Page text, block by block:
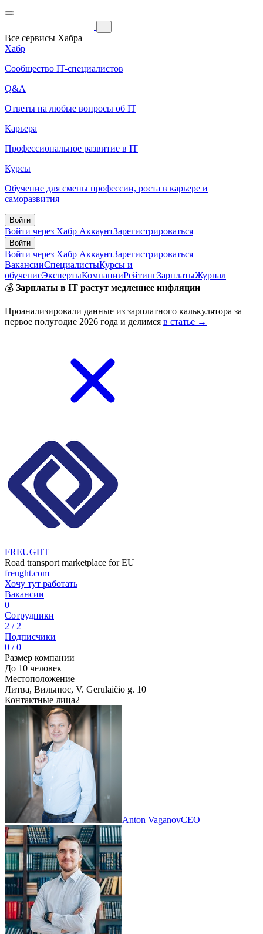
Все сервисы Хабра
Хабр
Сообщество IT-специалистов
Q&A
Ответы на любые вопросы об IT
Карьера
Профессиональное развитие в IT
Курсы
Обучение для смены профессии, роста в карьере и
саморазвития
Войти
Войти через Хабр АккаунтЗарегистрироваться
Войти
Войти через Хабр АккаунтЗарегистрироваться
ВакансииСпециалистыКурсы и
обучениеЭкспертыКомпанииРейтингЗарплатыЖурнал
💰 Зарплаты в IT растут медленнее инфляции
Проанализировали данные из зарплатного калькулятора за
первое полугодие 2026 года и делимся в статье →
FREUGHT
Road transport marketplace for EU
freught.com
Хочу тут работать
Вакансии
0
Сотрудники
2 / 2
Подписчики
0 / 0
Размер компании
До 10 человек
Местоположение
Литва, Вильнюс, V. Gerulaičio g. 10
Контактные лица2
Anton VaganovCEO